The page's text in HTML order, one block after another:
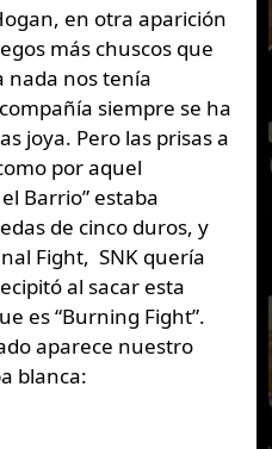
en otra aparición
más chuscos que
nada nos tenía
siempre se ha
joya. Pero las prisas a
por aquel
Barrio” estaba
de cinco duros, y
Fight, SNK quería
al sacar esta
es “Burning Fight”.
aparece nuestro
blanca: